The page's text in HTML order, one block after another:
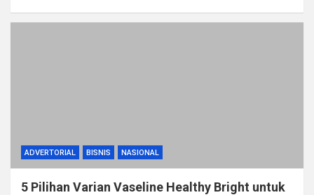
ADVERTORIAL BISNIS NASIONAL
5 Pilihan Varian Vaseline Healthy Bright untuk